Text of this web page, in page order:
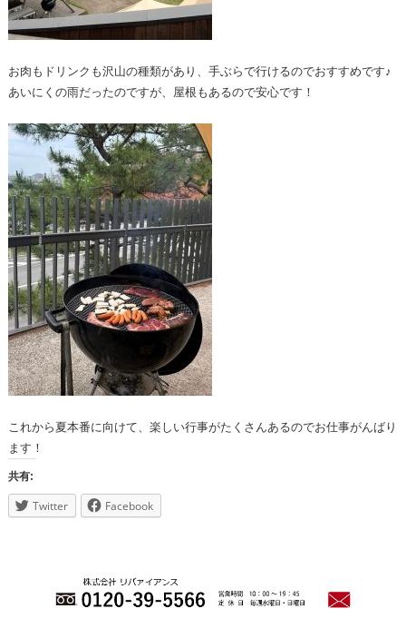
お肉もドリンクも沢山の種類があり、手ぶらで行けるのでおすすめです♪
あいにくの雨だったのですが、屋根もあるので安心です！
これから夏本番に向けて、楽しい行事がたくさんあるのでお仕事がんばり
ます！
共有:
Twitter Facebook